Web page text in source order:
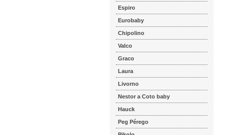
Espiro
Eurobaby
Chipolino
Valco
Graco
Laura
Livorno
Nestor a Coto baby
Hauck
Peg Pérego